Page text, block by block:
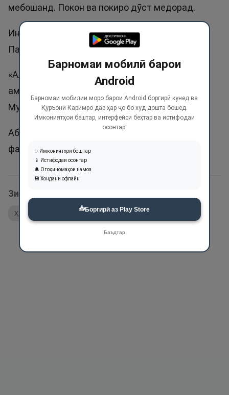
мебошанд. Покон ва покиро дӯст медорад.
Ин ном дар ҳадиси шариф собит шудааст.
Паёмбар ﷺ гуфтанд:
«Аллоҳ таоло Пок аст, ва аз амалҳо танҳо
амалҳои покро қабул мекунад». Ривояти
Муслим.
Абдуттаййиб ва Таййиб ном гузоштани
фарзандон ҷоиз аст.
Зикри ин ном дар оятҳои Қуръон:
Ҳадис
Барномаи мобилӣ барои
Android
Барномаи мобилии моро барои Android боргирӣ кунед ва
Қуръони Каримро дар ҳар ҷо бо худ дошта бошед.
Имкониятҳои бештар, интерфейси беҳтар ва истифодаи
осонтар!
✨ Имкониятҳои бештар
📱 Истифодаи осонтар
🔔 Огоҳиномаҳои намоз
💾 Хондани офлайн
📥Боргирӣ аз Play Store
Баъдтар